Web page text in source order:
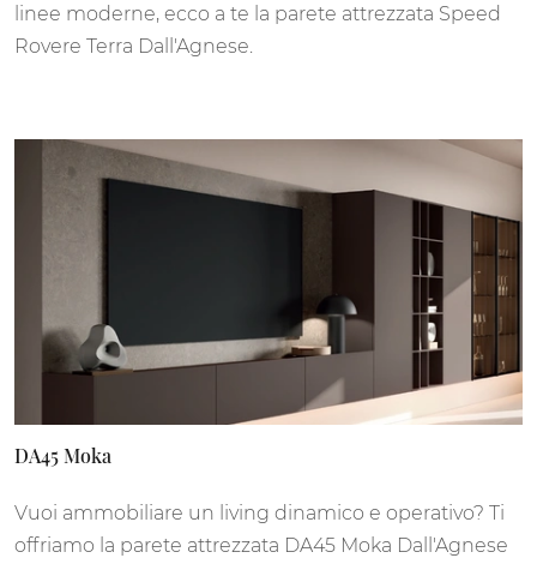
linee moderne, ecco a te la parete attrezzata Speed
Rovere Terra Dall'Agnese.
DA45 Moka
Vuoi ammobiliare un living dinamico e operativo? Ti
offriamo la parete attrezzata DA45 Moka Dall'Agnese